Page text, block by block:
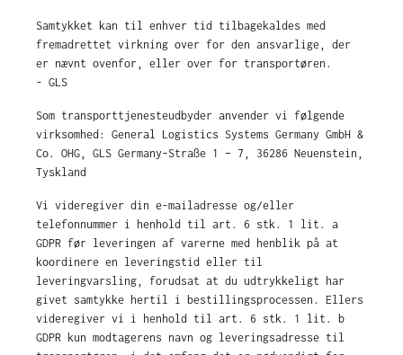
Samtykket kan til enhver tid tilbagekaldes med
fremadrettet virkning over for den ansvarlige, der
er nævnt ovenfor, eller over for transportøren.
- GLS
Som transporttjenesteudbyder anvender vi følgende
virksomhed: General Logistics Systems Germany GmbH &
Co. OHG, GLS Germany-Straße 1 – 7, 36286 Neuenstein,
Tyskland
Vi videregiver din e-mailadresse og/eller
telefonnummer i henhold til art. 6 stk. 1 lit. a
GDPR før leveringen af varerne med henblik på at
koordinere en leveringstid eller til
leveringvarsling, forudsat at du udtrykkeligt har
givet samtykke hertil i bestillingsprocessen. Ellers
videregiver vi i henhold til art. 6 stk. 1 lit. b
GDPR kun modtagerens navn og leveringsadresse til